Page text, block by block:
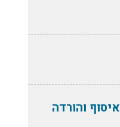
איסוף והורדה